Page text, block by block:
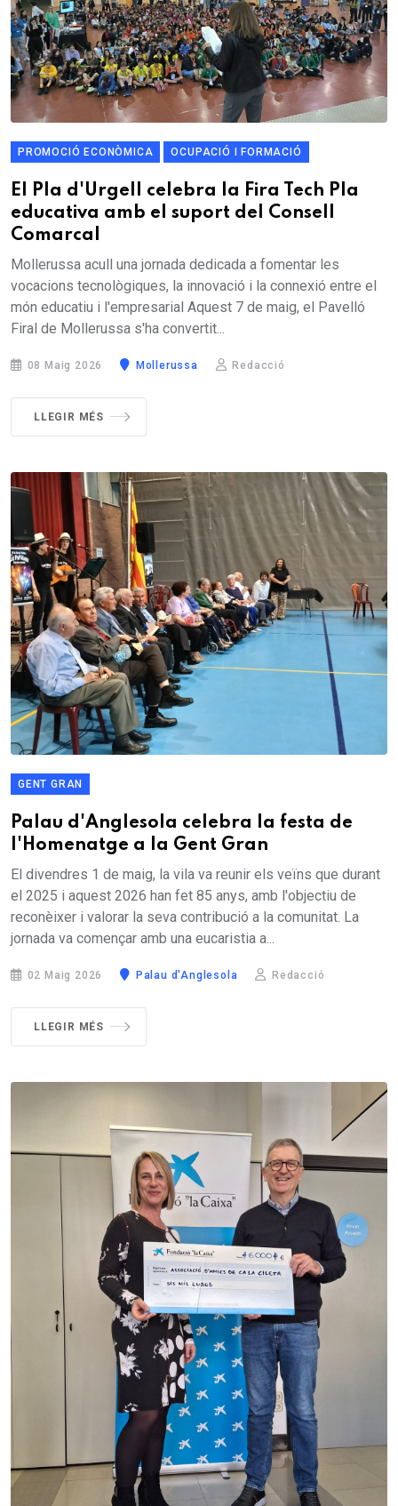
PROMOCIÓ ECONÒMICA OCUPACIÓ I FORMACIÓ
El Pla d'Urgell celebra la Fira Tech Pla
educativa amb el suport del Consell
Comarcal
Mollerussa acull una jornada dedicada a fomentar les
vocacions tecnològiques, la innovació i la connexió entre el
món educatiu i l'empresarial Aquest 7 de maig, el Pavelló
Firal de Mollerussa s'ha convertit...
08 Maig 2026 Mollerussa Redacció
LLEGIR MÉS
GENT GRAN
Palau d'Anglesola celebra la festa de
l'Homenatge a la Gent Gran
El divendres 1 de maig, la vila va reunir els veïns que durant
el 2025 i aquest 2026 han fet 85 anys, amb l'objectiu de
reconèixer i valorar la seva contribució a la comunitat. La
jornada va començar amb una eucaristia a...
02 Maig 2026 Palau d'Anglesola Redacció
LLEGIR MÉS